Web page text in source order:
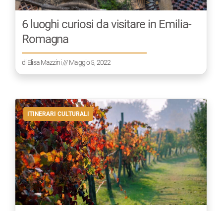
6 luoghi curiosi da visitare in Emilia-
Romagna
diElisa Mazzini/// Maggio 5, 2022
ITINERARI CULTURALI